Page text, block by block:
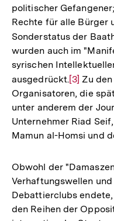
politischer
Rechte für alle Bürger
Sonderstatus der
wurden auch im
syrischen
ausgedrückt.Zur
Auflösung
der
Fußnote
[3] Zu
Organisatoren, die
unter anderem der
Unternehmer Riad
Mamun al-Homsi und
Obwohl der
Verhaftungswellen
Debattierclubs
den Reihen der